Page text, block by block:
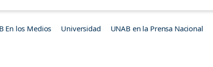
En los Medios Universidad UNAB en la Prensa Nacional